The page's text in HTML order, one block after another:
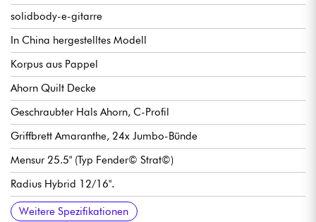
solidbody-e-gitarre
In China hergestelltes Modell
Korpus aus Pappel
Ahorn Quilt Decke
Geschraubter Hals Ahorn, C-Profil
Griffbrett Amaranthe, 24x Jumbo-Bünde
Mensur 25.5" (Typ Fender© Strat©)
Radius Hybrid 12/16".
Breite Hals 1. Bund 42.86 mm
Jackson High-Output Humbucking humbucker-tonabnehmer
set
Lautstärke
Tone
3-fach tonabnehmerwahlschalter
Traditioneller Jackson2-Point Fulcrum Tremolo Steg / Vibrato
Jackson stimmmechaniken gekapselte Mechaniken
Hochglanz Korpus Finish
Satin Hals Finish
Weitere Spezifikationen